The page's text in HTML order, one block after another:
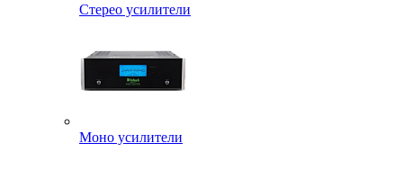
Стерео усилители
Моно усилители